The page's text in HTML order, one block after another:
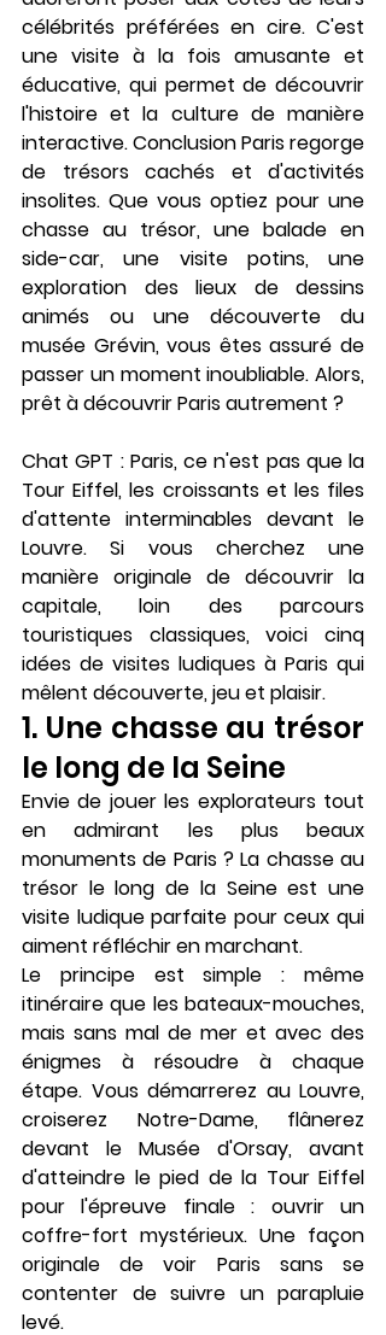
célébrités préférées en cire. C'est
une visite à la fois amusante et
éducative, qui permet de découvrir
l'histoire et la culture de manière
interactive. Conclusion Paris regorge
de trésors cachés et d'activités
insolites. Que vous optiez pour une
chasse au trésor, une balade en
side-car, une visite potins, une
exploration des lieux de dessins
animés ou une découverte du
musée Grévin, vous êtes assuré de
passer un moment inoubliable. Alors,
prêt à découvrir Paris autrement ?
Chat GPT : Paris, ce n'est pas que la
Tour Eiffel, les croissants et les files
d'attente interminables devant le
Louvre. Si vous cherchez une
manière originale de découvrir la
capitale, loin des parcours
touristiques classiques, voici cinq
idées de visites ludiques à Paris qui
mêlent découverte, jeu et plaisir.
1. Une chasse au trésor
le long de la Seine
Envie de jouer les explorateurs tout
en admirant les plus beaux
monuments de Paris ? La chasse au
trésor le long de la Seine est une
visite ludique parfaite pour ceux qui
aiment réfléchir en marchant.
Le principe est simple : même
itinéraire que les bateaux-mouches,
mais sans mal de mer et avec des
énigmes à résoudre à chaque
étape. Vous démarrerez au Louvre,
croiserez Notre-Dame, flânerez
devant le Musée d'Orsay, avant
d'atteindre le pied de la Tour Eiffel
pour l'épreuve finale : ouvrir un
coffre-fort mystérieux. Une façon
originale de voir Paris sans se
contenter de suivre un parapluie
levé.